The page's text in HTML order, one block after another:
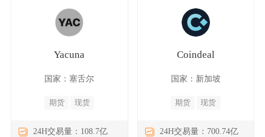
Yacuna
国家：塞舌尔
期货 现货
24H交易量：108.7亿
Coindeal
国家：新加坡
期货 现货
24H交易量：700.74亿